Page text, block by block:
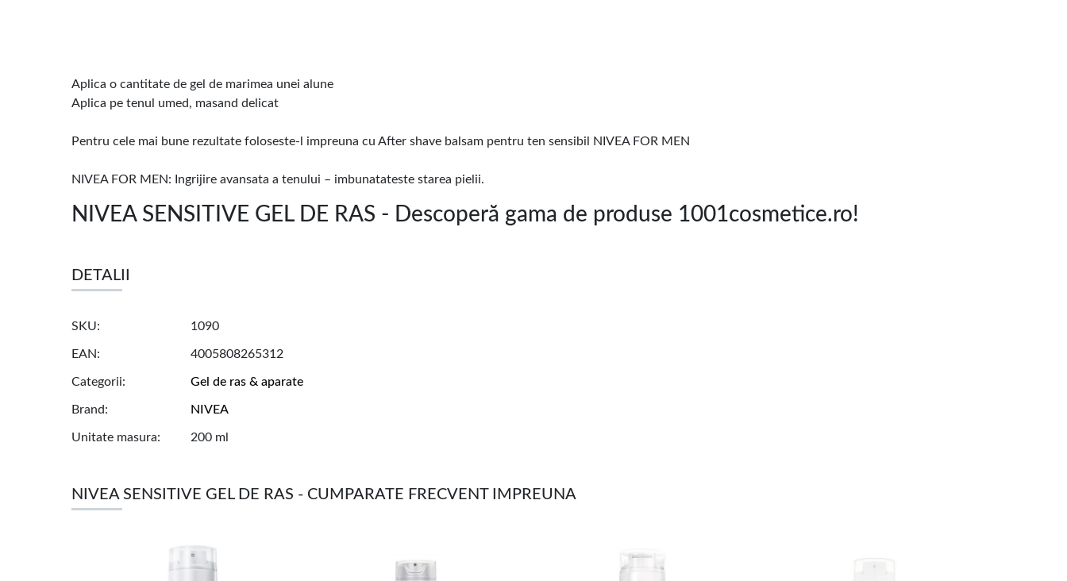
Aplica o cantitate de gel de marimea unei alune
Aplica pe tenul umed, masand delicat
Pentru cele mai bune rezultate foloseste-l impreuna cu After shave balsam pentru ten sensibil NIVEA FOR MEN
NIVEA FOR MEN: Ingrijire avansata a tenului – imbunatateste starea pielii.
NIVEA SENSITIVE GEL DE RAS - Descoperă gama de produse 1001cosmetice.ro!
DETALII
SKU 1090
EAN 4005808265312
Categorii Gel de ras & aparate
Brand NIVEA
Unitate masura 200 ml
NIVEA SENSITIVE GEL DE RAS - CUMPARATE FRECVENT IMPREUNA